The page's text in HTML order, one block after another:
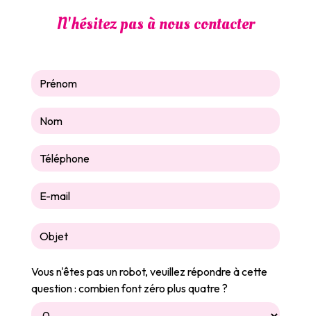
N'hésitez pas à nous contacter
Vous n'êtes pas un robot, veuillez répondre à cette
question : combien font zéro plus quatre ?